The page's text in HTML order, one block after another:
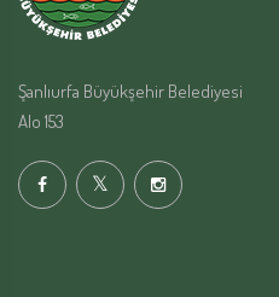
Şanlıurfa Büyükşehir Belediyesi
Alo 153